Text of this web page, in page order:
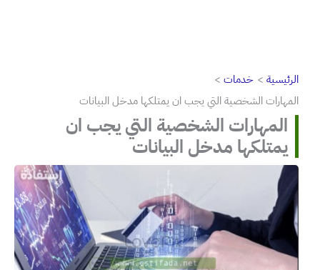
الرئيسية
خدمات
المهارات الشخصية التي يجب ان يمتلكها مدخل البيانات
المهارات الشخصية التي يجب ان
يمتلكها مدخل البيانات